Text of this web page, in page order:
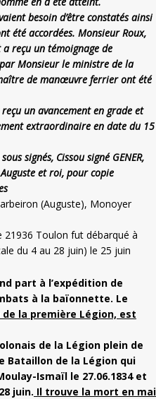
besoin d’être constatés ainsi
été accordées. Monsieur Roux,
reçu un témoignage de
Monsieur le ministre de la
de manœuvre ferrier ont été
un avancement en grade et
extraordinaire en date du 15
signés, Cissou signé GENER,
et roi, pour copie
(Auguste), Monoyer
21936 Toulon fut débarqué à
du 4 au 28 juin) le 25 juin
part à l’expédition de
à la baïonnette. Le
de la première Légion, est
de la Légion plein de
Bataillon de la Légion qui
Ismaïl le 27.06.1834 et
juin. Il trouve la mort en mai